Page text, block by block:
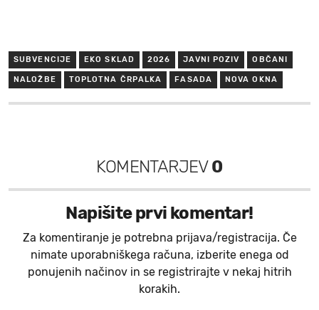
SUBVENCIJE EKO SKLAD 2026 JAVNI POZIV OBČANI
NALOŽBE TOPLOTNA ČRPALKA FASADA NOVA OKNA
KOMENTARJEV0
Napišite prvi komentar!
Za komentiranje je potrebna prijava/registracija. Če
nimate uporabniškega računa, izberite enega od
ponujenih načinov in se registrirajte v nekaj hitrih
korakih.